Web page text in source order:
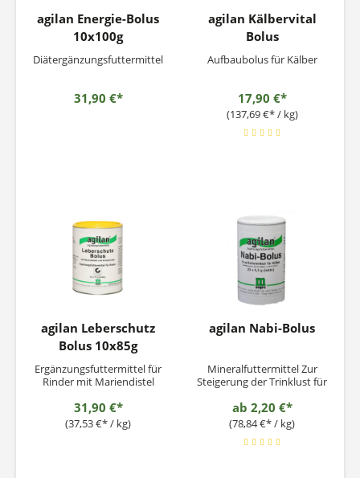
agilan Energie-Bolus
10x100g
Diätergänzungsfuttermittel
31,90 €*
agilan Kälbervital
Bolus
Aufbaubolus für Kälber
17,90 €*
(137,69 €* / kg)
agilan Leberschutz
Bolus 10x85g
Ergänzungsfuttermittel für
Rinder mit Mariendistel
31,90 €*
(37,53 €* / kg)
agilan Nabi-Bolus
Mineralfuttermittel Zur
Steigerung der Trinklust für
Einer verringerten Trinklust
von Kälbern in Folge einer
stoffwechselbedingten
Übersäuerung kann durch
ab 2,20 €*
(78,84 €* / kg)